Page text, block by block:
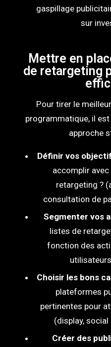
gaspillage
sur
Mettre en
de retargeting
Pour tirer le
programmatique, il
approche
Définir vos
accomplir
retargeting ?
consultation de
Segmenter vos
listes de
fonction des
Choisir les bons
plateformes
pertinentes pour
(display, social
Créer des